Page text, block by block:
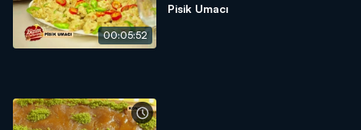
00:05:52
Pisik Umacı